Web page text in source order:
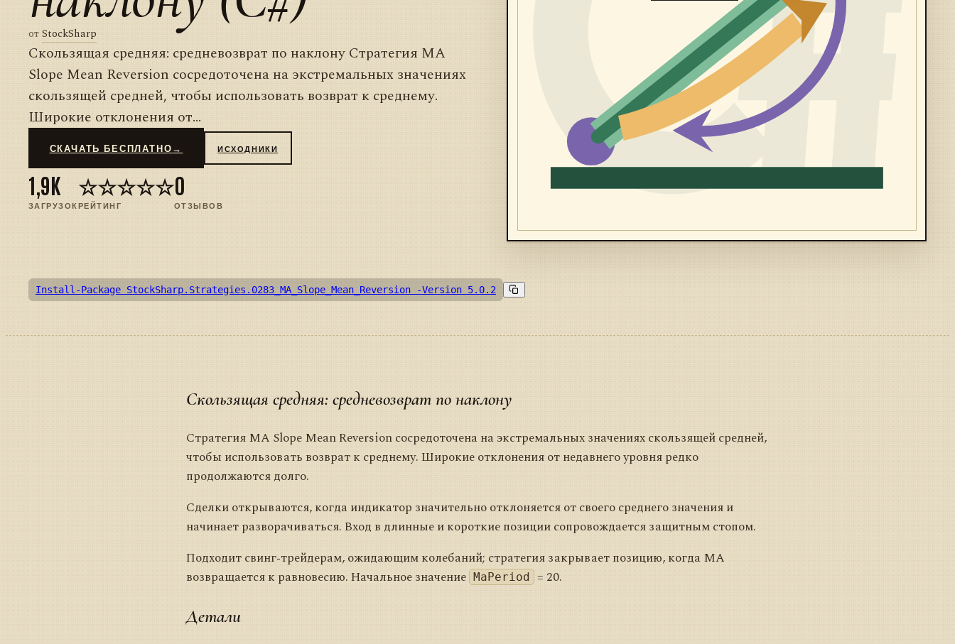
отStockSharp
Скользящая средняя: средневозврат по наклону Стратегия MA
Slope Mean Reversion сосредоточена на экстремальных значениях
скользящей средней, чтобы использовать возврат к среднему.
Широкие отклонения от...
СКАЧАТЬ БЕСПЛАТНО → ИСХОДНИКИ
1,9K
ЗАГРУЗОК
☆☆☆☆☆
РЕЙТИНГ
0
ОТЗЫВОВ
Install-Package StockSharp.Strategies.0283_MA_Slope_Mean_Reversion -Version 5.0.2
Скользящая средняя: средневозврат по наклону
Стратегия MA Slope Mean Reversion сосредоточена на экстремальных значениях скользящей средней,
чтобы использовать возврат к среднему. Широкие отклонения от недавнего уровня редко
продолжаются долго.
Сделки открываются, когда индикатор значительно отклоняется от своего среднего значения и
начинает разворачиваться. Вход в длинные и короткие позиции сопровождается защитным стопом.
Подходит свинг‑трейдерам, ожидающим колебаний; стратегия закрывает позицию, когда MA
возвращается к равновесию. Начальное значение MaPeriod = 20.
Детали